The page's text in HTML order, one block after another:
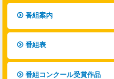
番組案内
番組表
番組コンクール受賞作品